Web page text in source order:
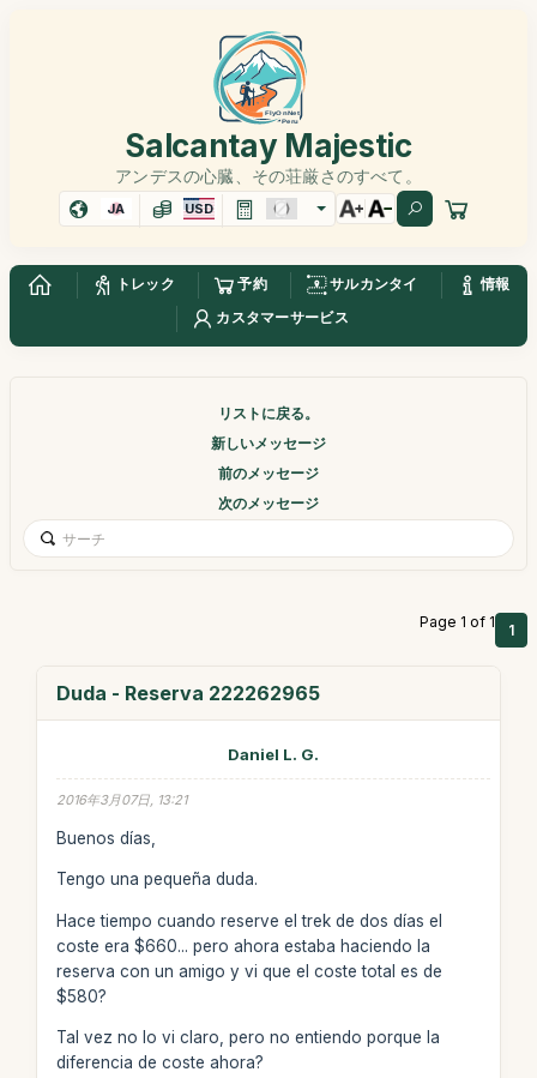
Salcantay Majestic
アンデスの心臓、その荘厳さのすべて。
JA USD
トレック 予約 サルカンタイ
情報
カスタマーサービス
リストに戻る。
新しいメッセージ
前のメッセージ
次のメッセージ
Page 1 of 1 1
Duda - Reserva 222262965
Daniel L. G.
2016年3月07日, 13:21
Buenos días,
Tengo una pequeña duda.
Hace tiempo cuando reserve el trek de dos días el
coste era $660... pero ahora estaba haciendo la
reserva con un amigo y vi que el coste total es de
$580?
Tal vez no lo vi claro, pero no entiendo porque la
diferencia de coste ahora?